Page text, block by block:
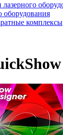
оборудования
комплексы